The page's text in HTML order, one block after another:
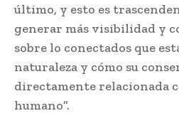
último, y esto es
generar más visibilidad y
sobre lo conectados que
naturaleza y cómo su
directamente relacionada
humano”.